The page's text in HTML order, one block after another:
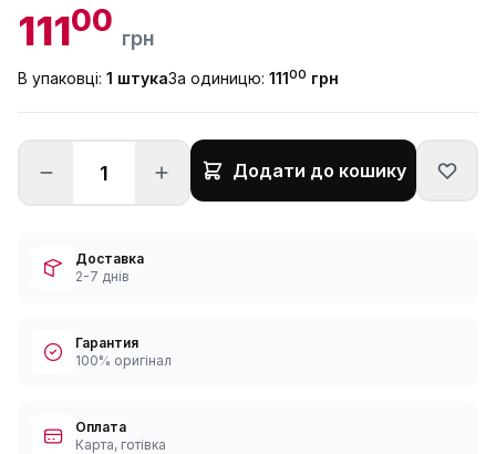
11100 грн
В упаковці: 1 штукаЗа одиницю: 11100 грн
Додати до кошику
Доставка
2-7 днів
Гарантия
100% оригінал
Оплата
Карта, готівка